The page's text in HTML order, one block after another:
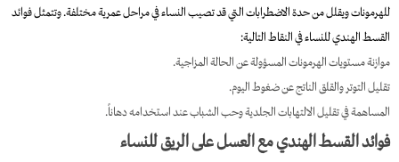
للهرمونات ويقلل من حدة الاضطرابات التي قد تصيب النساء في مراحل عمرية مختلفة. وتتمثل فوائد
القسط الهندي للنساء في النقاط التالية:
موازنة مستويات الهرمونات المسؤولة عن الحالة المزاجية.
تقليل التوتر والقلق الناتج عن ضغوط اليوم.
المساهمة في تقليل الالتهابات الجلدية وحب الشباب عند استخدامه دهاناً.
فوائد القسط الهندي مع العسل على الريق للنساء